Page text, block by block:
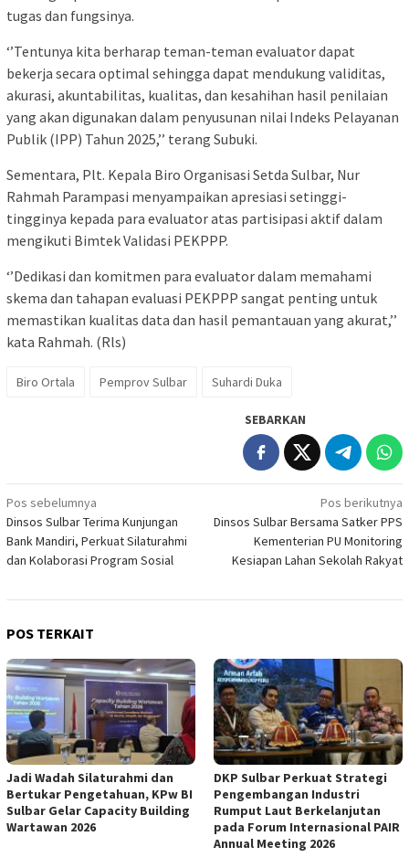
tugas dan fungsinya.
‘’Tentunya kita berharap teman-teman evaluator dapat
bekerja secara optimal sehingga dapat mendukung validitas,
akurasi, akuntabilitas, kualitas, dan kesahihan hasil penilaian
yang akan digunakan dalam penyusunan nilai Indeks Pelayanan
Publik (IPP) Tahun 2025,’’ terang Subuki.
Sementara, Plt. Kepala Biro Organisasi Setda Sulbar, Nur
Rahmah Parampasi menyampaikan apresiasi setinggi-
tingginya kepada para evaluator atas partisipasi aktif dalam
mengikuti Bimtek Validasi PEKPPP.
‘’Dedikasi dan komitmen para evaluator dalam memahami
skema dan tahapan evaluasi PEKPPP sangat penting untuk
memastikan kualitas data dan hasil pemantauan yang akurat,’’
kata Rahmah. (Rls)
Biro Ortala Pemprov Sulbar Suhardi Duka
SEBARKAN
Navigasi
pos
Pos sebelumnya
Dinsos Sulbar Terima Kunjungan
Bank Mandiri, Perkuat Silaturahmi
dan Kolaborasi Program Sosial
Pos berikutnya
Dinsos Sulbar Bersama Satker PPS
Kementerian PU Monitoring
Kesiapan Lahan Sekolah Rakyat
POS TERKAIT
Jadi Wadah Silaturahmi dan
Bertukar Pengetahuan, KPw BI
Sulbar Gelar Capacity Building
Wartawan 2026
DKP Sulbar Perkuat Strategi
Pengembangan Industri
Rumput Laut Berkelanjutan
pada Forum Internasional PAIR
Annual Meeting 2026